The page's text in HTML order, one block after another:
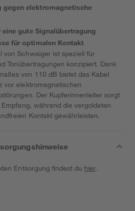
gegen elektromagnetische
gute Signalübertragung
für optimalen Kontakt
von Schwaiger ist speziell für
Tonübertragungen konzipiert. Dank
von 110 dB bietet das Kabel
vor elektromagnetischen
Der Kupferinnenleiter sorgt
während die vergoldeten
Kontakt gewährleisten.
Entsorgung findest du hier.